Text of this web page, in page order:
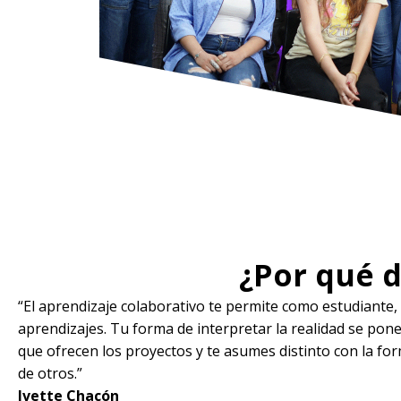
¿Por qué
“El aprendizaje colaborativo te permite como
aprendizajes. Tu forma de interpretar la realidad se
que ofrecen los proyectos y te asumes distinto con la
de otros.”
Ivette Chacón